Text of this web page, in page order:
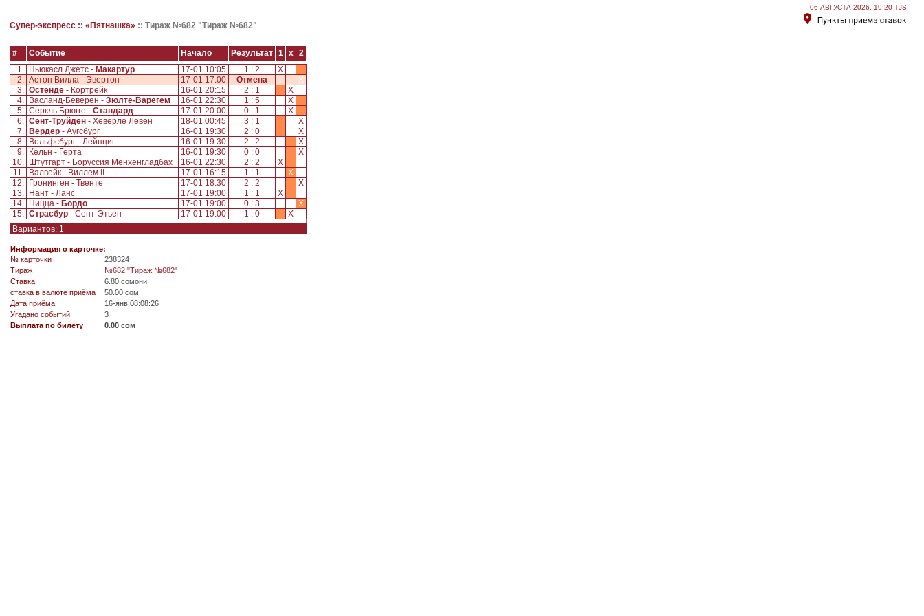
06 АВГУСТА 2026, 19:20 TJS
Супер-экспресс :: «Пятнашка» :: Тираж №682 "Тираж №682"
# Событие Начало Результат 1 x
2
1.
Ньюкасл Джетс - Макартур 17-01 10:05 1 : 2
X
2. Астон Вилла - Эвертон 17-01 17:00 Отмена
X
3. Остенде - Кортрейк 16-01 20:15 2 : 1
X
4.
Васланд-Беверен - Зюлте-Варегем 16-01 22:30 1 : 5
X
5. Серкль Брюгге - Стандард 17-01 20:00 0 : 1
X
6. Сент-Труйден - Хеверле Лёвен 18-01 00:45 3 : 1
X
7.
Вердер - Аугсбург 16-01 19:30 2 : 0
X
8.
Вольфсбург - Лейпциг 16-01 19:30 2 : 2
X
9.
Кельн - Герта 16-01 19:30 0 : 0
X
10.
Штутгарт - Боруссия Мёнхенгладбах 16-01 22:30 2 : 2
X
11.
Валвейк - Виллем II 17-01 16:15 1 : 1
X
12.
Гронинген - Твенте 17-01 18:30 2 : 2
X
13.
Нант - Ланс 17-01 19:00 1 : 1
X
14.
Ницца - Бордо 17-01 19:00 0 : 3
X
15. Страсбур - Сент-Этьен 17-01 19:00 1 : 0
X
Вариантов: 1
Информация о карточке:
№ карточки
238324
Tираж
№682 "Тираж №682"
Ставка
6.80 сомони
ставка в валюте приёма
50.00 сом
Дата приёма
16-янв 08:08:26
Угадано событий
3
Выплата по билету
0.00 сом